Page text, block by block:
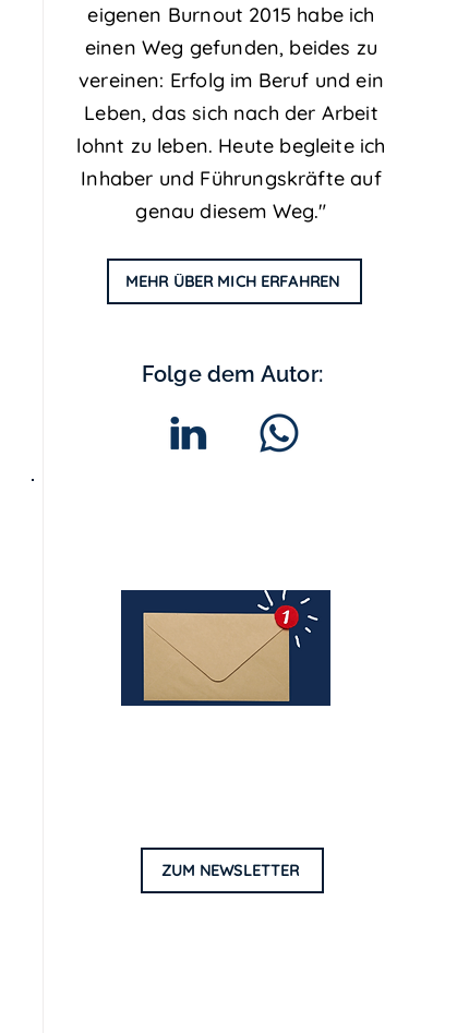
eigenen Burnout 2015 habe ich
einen Weg gefunden, beides zu
vereinen: Erfolg im Beruf und ein
Leben, das sich nach der Arbeit
lohnt zu leben. Heute begleite ich
Inhaber und Führungskräfte auf
genau diesem Weg."
MEHR ÜBER MICH ERFAHREN
Folge dem Autor:
ZUM NEWSLETTER